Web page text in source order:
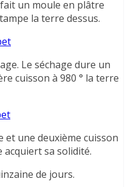
fait un moule en plâtre
la terre dessus.
Le séchage dure un
cuisson à 980 ° la terre
et une deuxième cuisson
acquiert sa solidité.
de jours.